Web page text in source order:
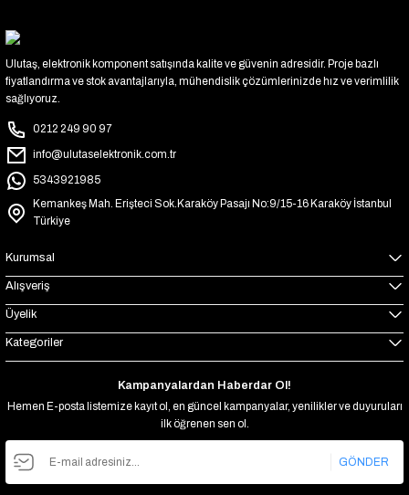
Ulutaş, elektronik komponent satışında kalite ve güvenin adresidir. Proje bazlı
fiyatlandırma ve stok avantajlarıyla, mühendislik çözümlerinizde hız ve verimlilik
sağlıyoruz.
0212 249 90 97
info@ulutaselektronik.com.tr
5343921985
Kemankeş Mah. Erişteci Sok.Karaköy Pasajı No:9/15-16 Karaköy İstanbul
Türkiye
Kurumsal
Alışveriş
Üyelik
Kategoriler
Kampanyalardan Haberdar Ol!
Hemen E-posta listemize kayıt ol, en güncel kampanyalar, yenilikler ve duyuruları
ilk öğrenen sen ol.
GÖNDER